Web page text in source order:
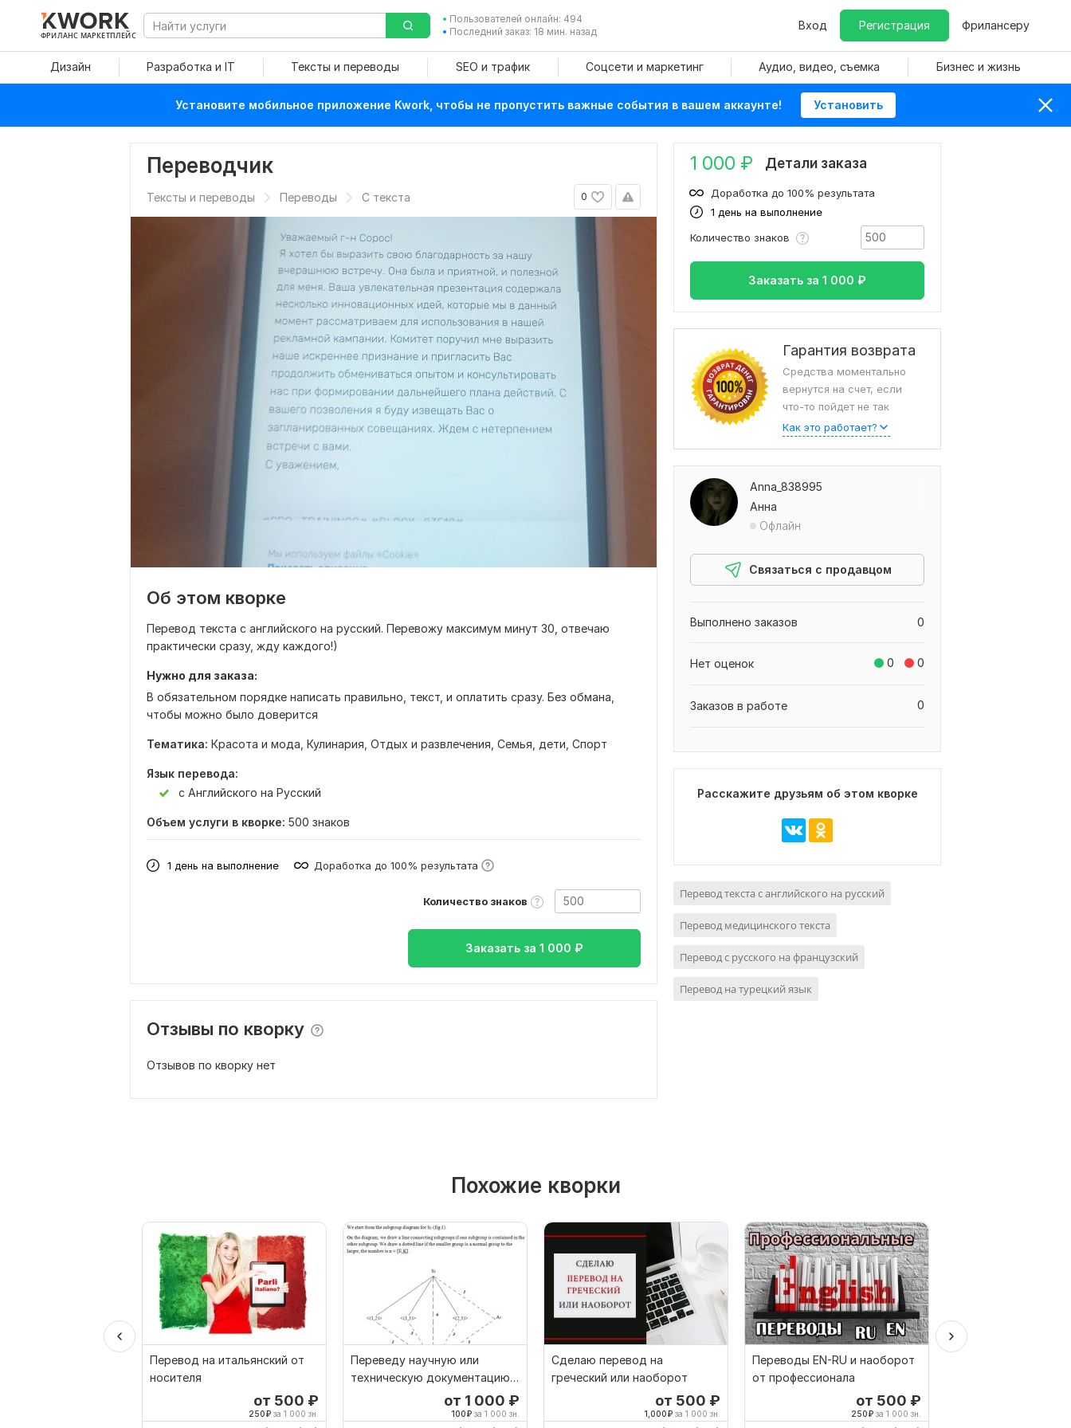
ФРИЛАНС МАРКЕТПЛЕЙС
Пользователей онлайн: 494
Последний заказ: 18 мин. назад
Вход Регистрация Фрилансеру
Дизайн Разработка и IT Тексты и переводы SEO и трафик Соцсети и маркетинг Аудио, видео, съемка Бизнес и жизнь
Установите мобильное приложение Kwork, чтобы не пропустить важные события в вашем аккаунте! Установить
Переводчик
0
Тексты и переводы Переводы С текста
Об этом кворке
Перевод текста с английского на русский. Перевожу максимум минут 30, отвечаю
практически сразу, жду каждого!)
Нужно для заказа:
В обязательном порядке написать правильно, текст, и оплатить сразу. Без обмана,
чтобы можно было доверится
Тематика: Красота и мода, Кулинария, Отдых и развлечения, Семья, дети, Спорт
Язык перевода:
с Английского на Русский
Объем услуги в кворке: 500 знаков
1 день на выполнение Доработка до 100% результата
Количество знаков
Заказать за 1 000 ₽
Отзывы по кворку
Отзывов по кворку нет
1 000 ₽ Детали заказа
1 день на выполнение
Доработка до 100% результата
Количество знаков
Заказать за 1 000 ₽
Гарантия возврата
Средства моментально
вернутся на счет, если
что-то пойдет не так
Как это работает?
Anna_838995
Анна
Офлайн
Связаться с продавцом
0
Выполнено заказов
0 0
Нет оценок
0
Заказов в работе
Расскажите друзьям об этом кворке
Перевод текста с английского на русский
Перевод медицинского текста
Перевод с русского на французский
Перевод на турецкий язык
Похожие кворки
Перевод на итальянский от
носителя
от 500 ₽
250₽ за 1 000 зн.
Переведу научную или
техническую документацию с
русского на английский
от 1 000 ₽
100₽ за 1 000 зн.
Сделаю перевод на
греческий или наоборот
от 500 ₽
1,000₽ за 1 000 зн.
Переводы EN-RU и наоборот
от профессионала
от 500 ₽
250₽ за 1 000 зн.